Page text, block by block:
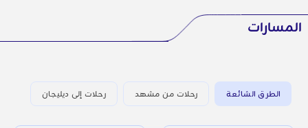
المسارات
الطرق الشائعة رحلات من مشهد رحلات إلى ديليجان